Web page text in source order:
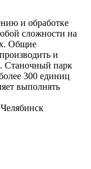
и обработке
сложности на
Общие
и
Станочный парк
300 единиц
выполнять